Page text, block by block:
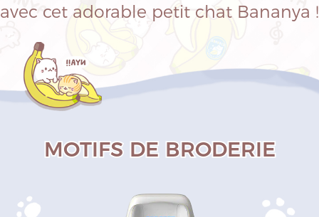
avec cet adorable petit chat Bananya !
MOTIFS DE BRODERIE